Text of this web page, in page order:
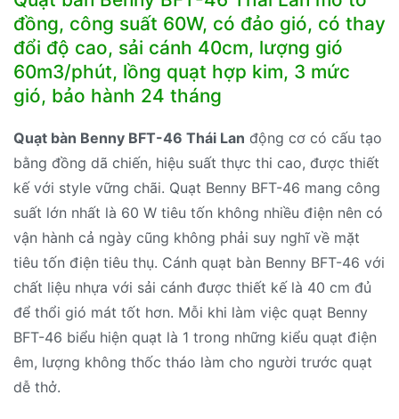
đồng, công suất 60W, có đảo gió, có thay
đổi độ cao, sải cánh 40cm, lượng gió
60m3/phút, lồng quạt hợp kim, 3 mức
gió, bảo hành 24 tháng
Quạt bàn Benny BFT-46 Thái Lan động cơ có cấu tạo
bằng đồng dã chiến, hiệu suất thực thi cao, được thiết
kế với style vững chãi. Quạt Benny BFT-46 mang công
suất lớn nhất là 60 W tiêu tốn không nhiều điện nên có
vận hành cả ngày cũng không phải suy nghĩ về mặt
tiêu tốn điện tiêu thụ. Cánh quạt bàn Benny BFT-46 với
chất liệu nhựa với sải cánh được thiết kế là 40 cm đủ
để thổi gió mát tốt hơn. Mỗi khi làm việc quạt Benny
BFT-46 biểu hiện quạt là 1 trong những kiểu quạt điện
êm, lượng không thốc tháo làm cho người trước quạt
dễ thở.